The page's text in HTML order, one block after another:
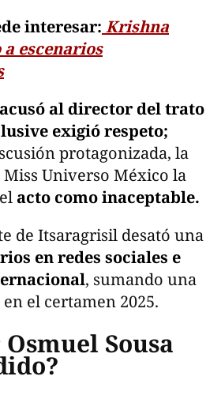
interesar: Krishna
escenarios
acusó al director del trato
exigió respeto;
protagonizada, la
Universo México la
acto como inaceptable.
de Itsaragrisil desató una
en redes sociales e
, sumando una
el certamen 2025.
Sousa